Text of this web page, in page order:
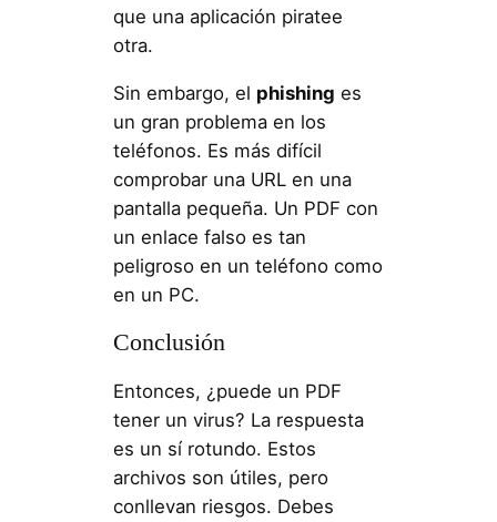
que una aplicación piratee
otra.
Sin embargo, el phishing es
un gran problema en los
teléfonos. Es más difícil
comprobar una URL en una
pantalla pequeña. Un PDF con
un enlace falso es tan
peligroso en un teléfono como
en un PC.
Conclusión
Entonces, ¿puede un PDF
tener un virus? La respuesta
es un sí rotundo. Estos
archivos son útiles, pero
conllevan riesgos. Debes